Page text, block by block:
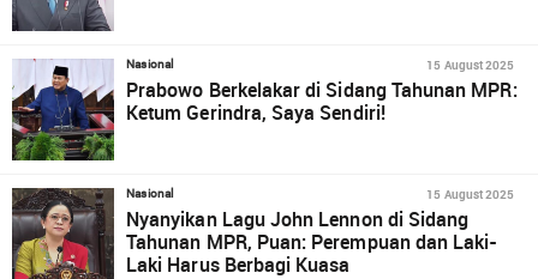
Nasional 15 August 2025
Prabowo Berkelakar di Sidang Tahunan MPR:
Ketum Gerindra, Saya Sendiri!
Nasional 15 August 2025
Nyanyikan Lagu John Lennon di Sidang
Tahunan MPR, Puan: Perempuan dan Laki-
Laki Harus Berbagi Kuasa